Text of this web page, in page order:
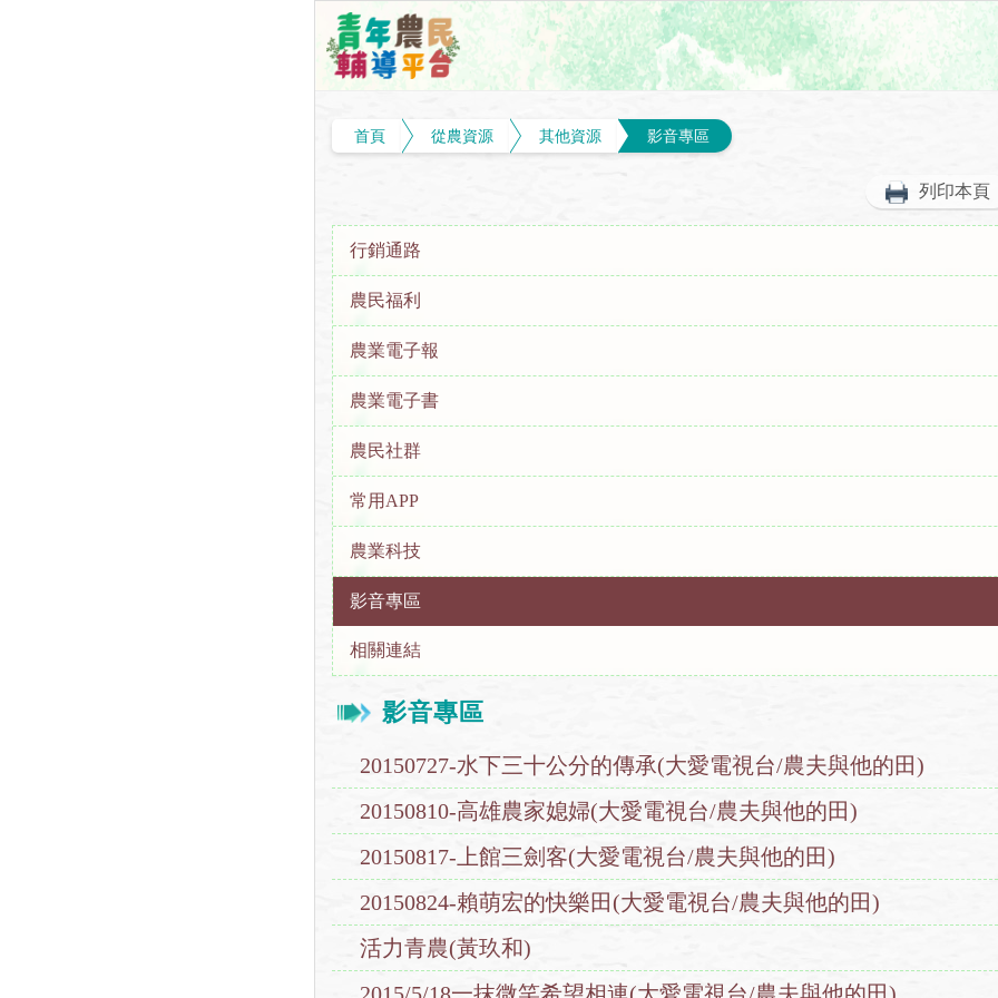
首頁 從農資源 其他資源 影音專區
列印本頁
行銷通路
農民福利
農業電子報
農業電子書
農民社群
常用APP
農業科技
影音專區
相關連結
影音專區
20150727-水下三十公分的傳承(大愛電視台/農夫與他的田)
20150810-高雄農家媳婦(大愛電視台/農夫與他的田)
20150817-上館三劍客(大愛電視台/農夫與他的田)
20150824-賴萌宏的快樂田(大愛電視台/農夫與他的田)
活力青農(黃玖和)